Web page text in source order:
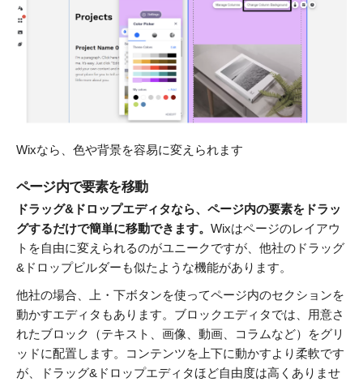
Wixなら、色や背景を容易に変えられます
ページ内で要素を移動
ドラッグ&ドロップエディタなら、ページ内の要素をドラッ
グするだけで簡単に移動できます。 Wixはページのレイアウ
トを自由に変えられるのがユニークですが、他社のドラッグ
&ドロップビルダーも似たような機能があります。
他社の場合、上・下ボタンを使ってページ内のセクションを
動かすエディタもあります。ブロックエディタでは、用意さ
れたブロック（テキスト、画像、動画、コラムなど）をグリ
ッドに配置します。コンテンツを上下に動かすより柔軟です
が、ドラッグ&ドロップエディタほど自由度は高くありませ